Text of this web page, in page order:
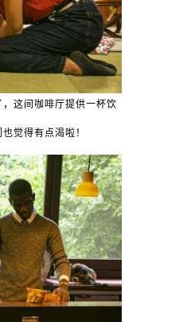
这间咖啡厅提供一杯饮
觉得有点渴啦！